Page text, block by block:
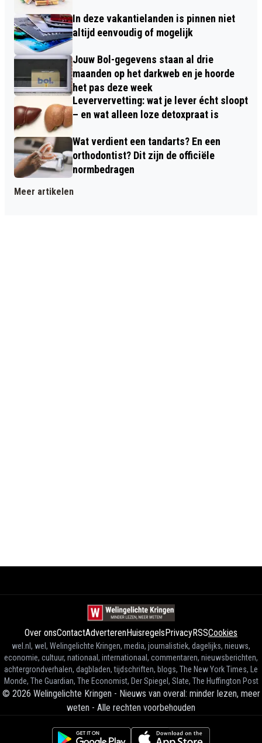
In deze vakantielanden is pinnen niet
altijd eenvoudig of mogelijk
Jouw Bol-gegevens staan al drie
maanden op het darkweb en je hoorde
het pas deze week
Leververvetting: wat je lever écht sloopt
– en wat alleen loze detoxpraat is
Wat verdient een tandarts? En een
orthodontist? Dit zijn de officiële
normbedragen
Meer artikelen
Over onsContactAdverterenHuisregelsPrivacyRSSCookies
wel.nl, wel, Welingelichte Kringen, media, journalistiek, dagelijks, nieuws,
economie, cultuur, nationaal, internationaal, commentaren, nieuwsberichten,
achtergrondverhalen, dagbladen, tijdschriften, blogs, The New York Times, Le
Monde, The Guardian, The Economist, Der Spiegel, Slate, The Huffington Post
© 2026 Welingelichte Kringen - Nieuws van overal: minder lezen, meer
weten - Alle rechten voorbehouden